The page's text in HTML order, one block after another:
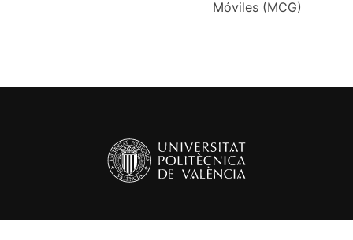
Móviles (MCG)